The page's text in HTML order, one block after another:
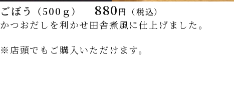
ごぼう （500ｇ） 880円（税込）
かつおだしを利かせ田舎煮風に仕上げました。
※店頭でもご購入いただけます。